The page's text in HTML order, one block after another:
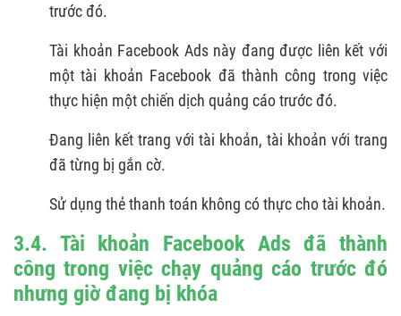
trước đó.
Tài khoản Facebook Ads này đang được liên kết với
một tài khoản Facebook đã thành công trong việc
thực hiện một chiến dịch quảng cáo trước đó.
Đang liên kết trang với tài khoản, tài khoản với trang
đã từng bị gắn cờ.
Sử dụng thẻ thanh toán không có thực cho tài khoản.
3.4. Tài khoản Facebook Ads đã thành
công trong việc chạy quảng cáo trước đó
nhưng giờ đang bị khóa